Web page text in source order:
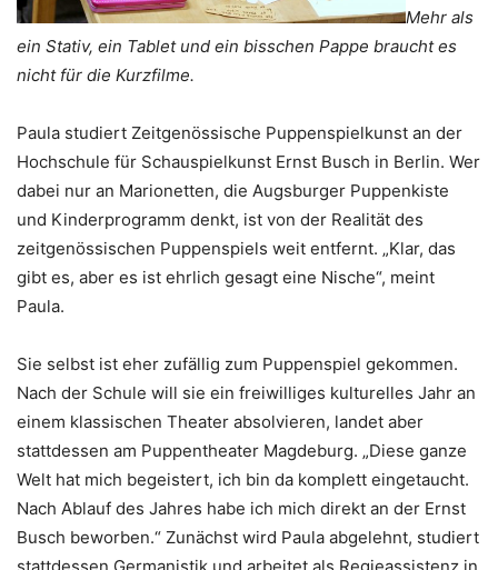
Mehr als
ein Stativ, ein Tablet und ein bisschen Pappe braucht es
nicht für die Kurzfilme.
Paula studiert Zeitgenössische Puppenspielkunst an der
Hochschule für Schauspielkunst Ernst Busch in Berlin. Wer
dabei nur an Marionetten, die Augsburger Puppenkiste
und Kinderprogramm denkt, ist von der Realität des
zeitgenössischen Puppenspiels weit entfernt. „Klar, das
gibt es, aber es ist ehrlich gesagt eine Nische“, meint
Paula.
Sie selbst ist eher zufällig zum Puppenspiel gekommen.
Nach der Schule will sie ein freiwilliges kulturelles Jahr an
einem klassischen Theater absolvieren, landet aber
stattdessen am Puppentheater Magdeburg. „Diese ganze
Welt hat mich begeistert, ich bin da komplett eingetaucht.
Nach Ablauf des Jahres habe ich mich direkt an der Ernst
Busch beworben.“ Zunächst wird Paula abgelehnt, studiert